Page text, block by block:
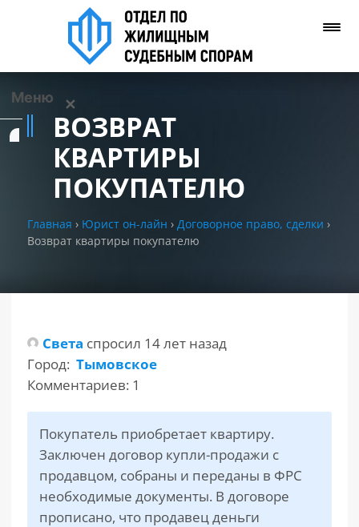
Меню ✕
Контакты
(WhatsApp)
Позвонить нам
САЙТА
ВОЗВРАТ
КВАРТИРЫ
ПОКУПАТЕЛЮ
Главная › Юрист он-лайн › Договорное право, сделки ›
Возврат квартиры покупателю
Света спросил 14 лет назад
Город: Тымовское
Комментариев: 1
Покупатель приобретает квартиру.
Заключен договор купли-продажи с
продавцом, собраны и переданы в ФРС
необходимые документы. В договоре
прописано, что продавец деньги